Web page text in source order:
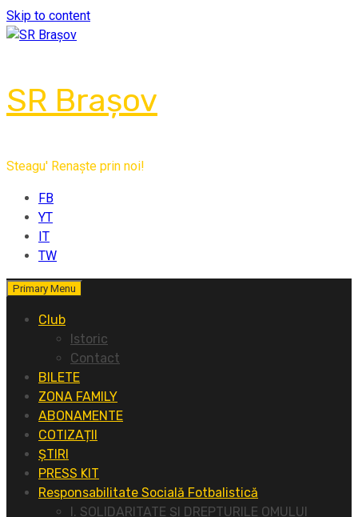
Skip to content
SR Brașov
Steagu' Renaște prin noi!
FB
YT
IT
TW
Primary Menu
Club
Istoric
Contact
BILETE
ZONA FAMILY
ABONAMENTE
COTIZAȚII
ȘTIRI
PRESS KIT
Responsabilitate Socială Fotbalistică
I. SOLIDARITATE ȘI DREPTURILE OMULUI